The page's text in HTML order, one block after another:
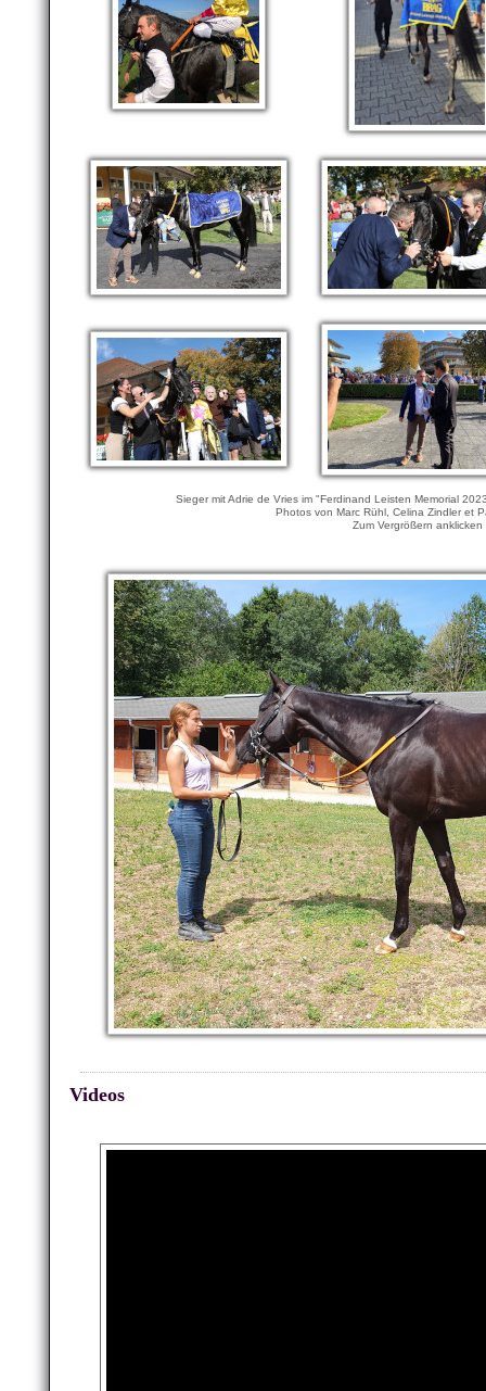
Sieger mit Adrie de Vries im "Ferdinand Leisten Memorial
Photos von Marc Rühl, Celina Zindler et
Zum Vergrößern anklicken
Videos